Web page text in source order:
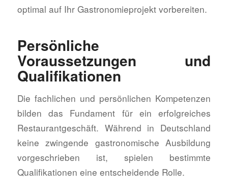
optimal auf Ihr Gastronomieprojekt vorbereiten.
Persönliche
Voraussetzungen und
Qualifikationen
Die fachlichen und persönlichen Kompetenzen
bilden das Fundament für ein erfolgreiches
Restaurantgeschäft. Während in Deutschland
keine zwingende gastronomische Ausbildung
vorgeschrieben ist, spielen bestimmte
Qualifikationen eine entscheidende Rolle.